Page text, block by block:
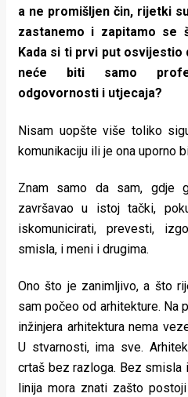
a ne promišljen čin, rijetki
zastanemo i zapitamo se
Kada si ti prvi put osvijestio
neće biti samo
odgovornosti i utjecaja?
Nisam uopšte više toliko
komunikaciju ili je ona uporno
Znam samo da sam, gdje
završavao u istoj tački,
iskomunicirati, prevesti,
smisla, i meni i drugima.
Ono što je zanimljivo, a što
sam počeo od arhitekture. Na
inžinjera arhitektura nema
U stvarnosti, ima sve.
crtaš bez razloga. Bez smisla
linija mora znati zašto